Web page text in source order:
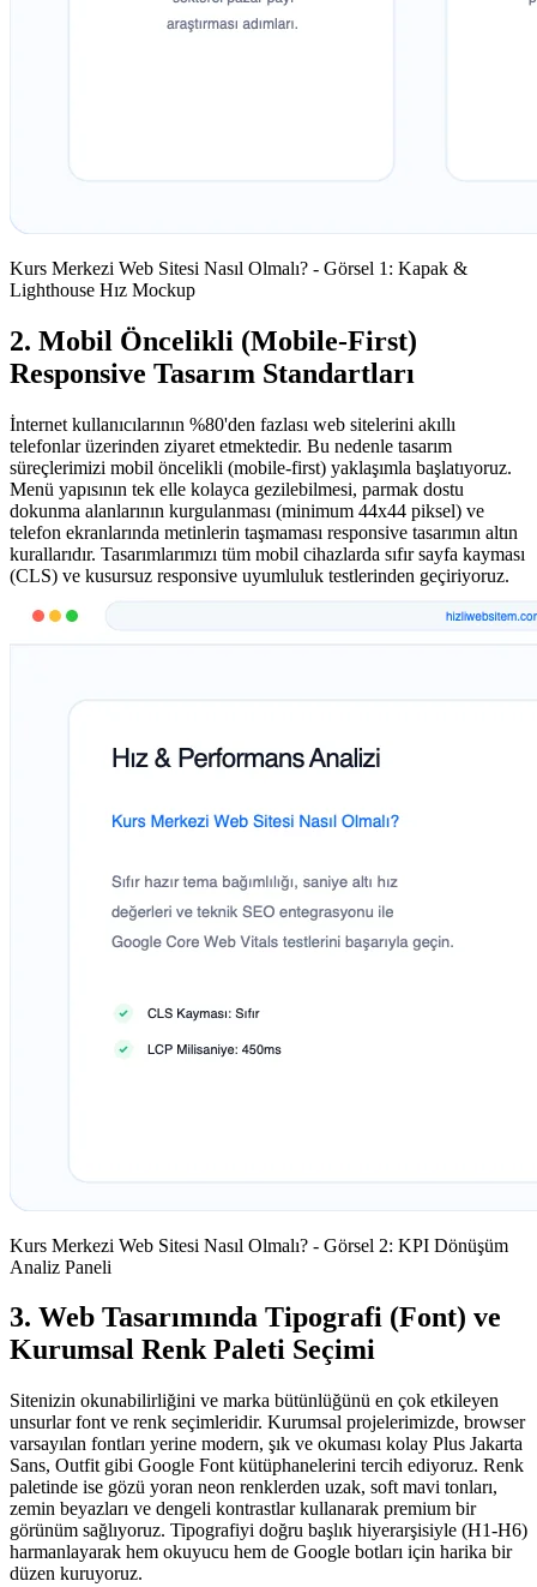
Kurs Merkezi Web Sitesi Nasıl Olmalı? - Görsel 1: Kapak &
Lighthouse Hız Mockup
2. Mobil Öncelikli (Mobile-First)
Responsive Tasarım Standartları
İnternet kullanıcılarının %80'den fazlası web sitelerini akıllı
telefonlar üzerinden ziyaret etmektedir. Bu nedenle tasarım
süreçlerimizi mobil öncelikli (mobile-first) yaklaşımla başlatıyoruz.
Menü yapısının tek elle kolayca gezilebilmesi, parmak dostu
dokunma alanlarının kurgulanması (minimum 44x44 piksel) ve
telefon ekranlarında metinlerin taşmaması responsive tasarımın altın
kurallarıdır. Tasarımlarımızı tüm mobil cihazlarda sıfır sayfa kayması
(CLS) ve kusursuz responsive uyumluluk testlerinden geçiriyoruz.
Kurs Merkezi Web Sitesi Nasıl Olmalı? - Görsel 2: KPI Dönüşüm
Analiz Paneli
3. Web Tasarımında Tipografi (Font) ve
Kurumsal Renk Paleti Seçimi
Sitenizin okunabilirliğini ve marka bütünlüğünü en çok etkileyen
unsurlar font ve renk seçimleridir. Kurumsal projelerimizde, browser
varsayılan fontları yerine modern, şık ve okuması kolay Plus Jakarta
Sans, Outfit gibi Google Font kütüphanelerini tercih ediyoruz. Renk
paletinde ise gözü yoran neon renklerden uzak, soft mavi tonları,
zemin beyazları ve dengeli kontrastlar kullanarak premium bir
görünüm sağlıyoruz. Tipografiyi doğru başlık hiyerarşisiyle (H1-H6)
harmanlayarak hem okuyucu hem de Google botları için harika bir
düzen kuruyoruz.